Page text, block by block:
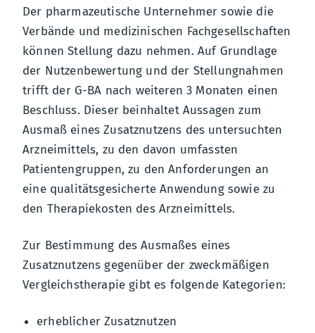
Der pharmazeutische Unternehmer sowie die
Verbände und medizinischen Fachgesellschaften
können Stellung dazu nehmen. Auf Grundlage
der Nutzenbewertung und der Stellungnahmen
trifft der G-BA nach weiteren 3 Monaten einen
Beschluss. Dieser beinhaltet Aussagen zum
Ausmaß eines Zusatznutzens des untersuchten
Arzneimittels, zu den davon umfassten
Patientengruppen, zu den Anforderungen an
eine qualitätsgesicherte Anwendung sowie zu
den Therapiekosten des Arzneimittels.
Zur Bestimmung des Ausmaßes eines
Zusatznutzens gegenüber der zweckmäßigen
Vergleichstherapie gibt es folgende Kategorien:
erheblicher Zusatznutzen